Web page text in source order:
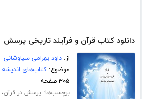
دانلود کتاب قرآن و فرآیند تاریخی پرسش
از:داود بهرامی سیاوشانی
موضوع:کتاب‌های
۳۰۵ صفحه
برچسب‌ها: پرسش در قرآن،